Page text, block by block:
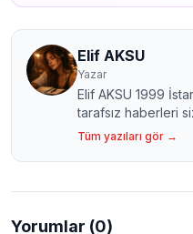
Elif AKSU
Yazar
Elif AKSU 1999
tarafsız haberleri
Tüm yazıları gör →
Yorumlar (0)